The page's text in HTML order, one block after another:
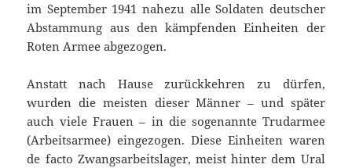
im September 1941 nahezu alle Soldaten deutscher
Abstammung aus den kämpfenden Einheiten der
Roten Armee abgezogen.
Anstatt nach Hause zurückkehren zu dürfen,
wurden die meisten dieser Männer – und später
auch viele Frauen – in die sogenannte Trudarmee
(Arbeitsarmee) eingezogen. Diese Einheiten waren
de facto Zwangsarbeitslager, meist hinter dem Ural